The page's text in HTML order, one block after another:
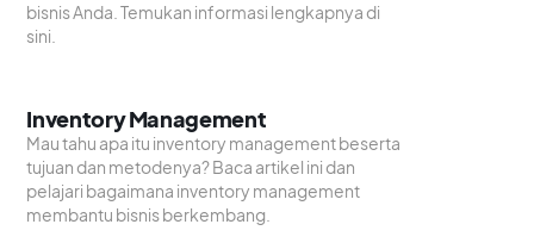
bisnis Anda. Temukan informasi lengkapnya di
sini.
Inventory Management
Mau tahu apa itu inventory management beserta
tujuan dan metodenya? Baca artikel ini dan
pelajari bagaimana inventory management
membantu bisnis berkembang.